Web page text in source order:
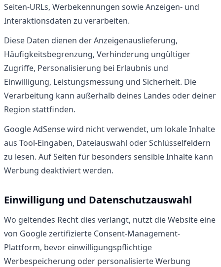
Seiten-URLs, Werbekennungen sowie Anzeigen- und
Interaktionsdaten zu verarbeiten.
Diese Daten dienen der Anzeigenauslieferung,
Häufigkeitsbegrenzung, Verhinderung ungültiger
Zugriffe, Personalisierung bei Erlaubnis und
Einwilligung, Leistungsmessung und Sicherheit. Die
Verarbeitung kann außerhalb deines Landes oder deiner
Region stattfinden.
Google AdSense wird nicht verwendet, um lokale Inhalte
aus Tool-Eingaben, Dateiauswahl oder Schlüsselfeldern
zu lesen. Auf Seiten für besonders sensible Inhalte kann
Werbung deaktiviert werden.
Einwilligung und Datenschutzauswahl
Wo geltendes Recht dies verlangt, nutzt die Website eine
von Google zertifizierte Consent-Management-
Plattform, bevor einwilligungspflichtige
Werbespeicherung oder personalisierte Werbung